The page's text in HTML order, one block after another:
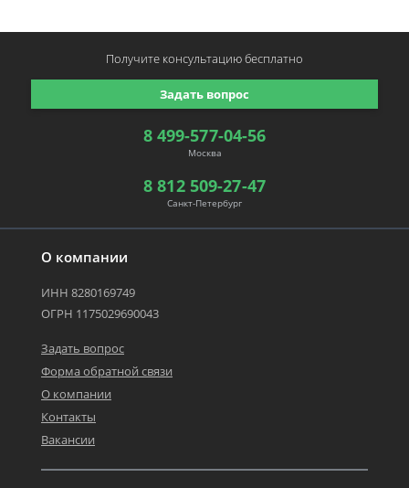
О компании
ИНН 8280169749
ОГРН 1175029690043
Задать вопрос
Форма обратной связи
О компании
Контакты
Вакансии
8 499-577-04-56
Москва
8 812 509-27-47
Санкт-Петербург
Задать вопрос
Получите консультациюбесплатно